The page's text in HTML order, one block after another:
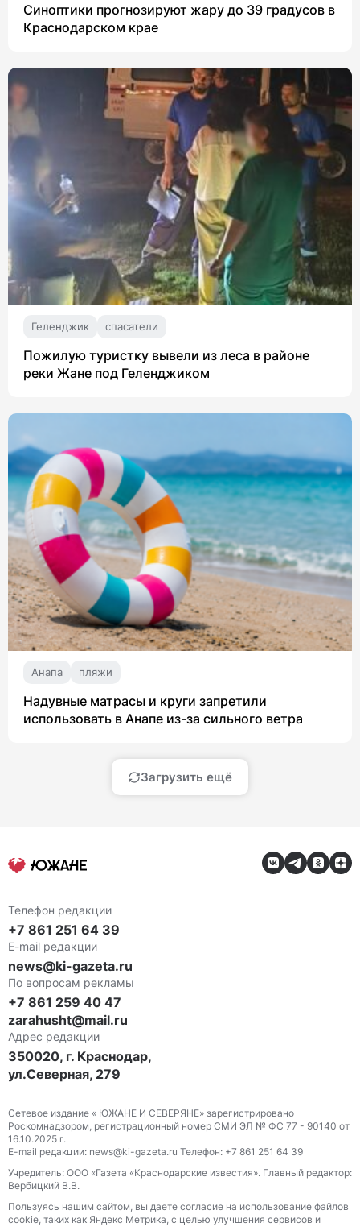
Синоптики прогнозируют жару до 39 градусов в
Краснодарском крае
Геленджик спасатели
Пожилую туристку вывели из леса в районе
реки Жане под Геленджиком
Анапа пляжи
Надувные матрасы и круги запретили
использовать в Анапе из-за сильного ветра
Загрузить ещё
Телефон редакции
+7 861 251 64 39
E-mail редакции
news@ki-gazeta.ru
По вопросам рекламы
+7 861 259 40 47
zarahusht@mail.ru
Адрес редакции
350020, г. Краснодар,
ул.Северная, 279
Сетевое издание « ЮЖАНЕ И СЕВЕРЯНЕ» зарегистрировано
Роскомнадзором, регистрационный номер СМИ ЭЛ № ФС 77 - 90140 от
16.10.2025 г.
E-mail редакции: news@ki-gazeta.ru Телефон: +7 861 251 64 39
Учредитель: ООО «Газета «Краснодарские известия». Главный редактор:
Вербицкий В.В.
Пользуясь нашим сайтом, вы даете согласие на использование файлов
сооkіе, таких как Яндекс Метрика, с целью улучшения сервисов и